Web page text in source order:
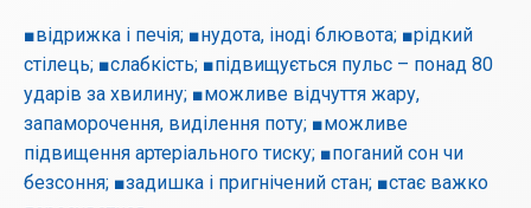
■відрижка і печія; ■нудота, іноді блювота; ■рідкий
стілець; ■слабкість; ■підвищується пульс – понад 80
ударів за хвилину; ■можливе відчуття жару,
запаморочення, виділення поту; ■можливе
підвищення артеріального тиску; ■поганий сон чи
безсоння; ■задишка і пригнічений стан; ■стає важко